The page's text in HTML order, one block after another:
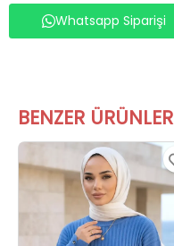
Whatsapp Siparişi
BENZER ÜRÜNLER